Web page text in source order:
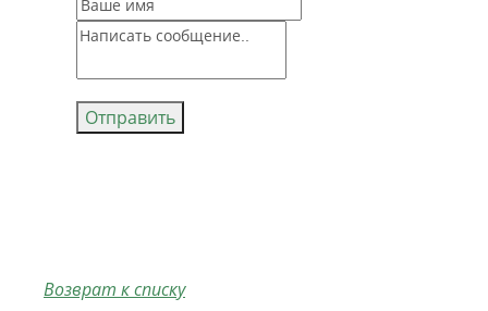
Отправить
Возврат к списку